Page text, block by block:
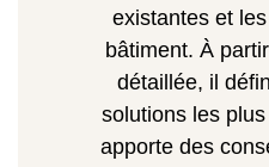
existantes et
bâtiment. À
détaillée, il
solutions les
apporte des